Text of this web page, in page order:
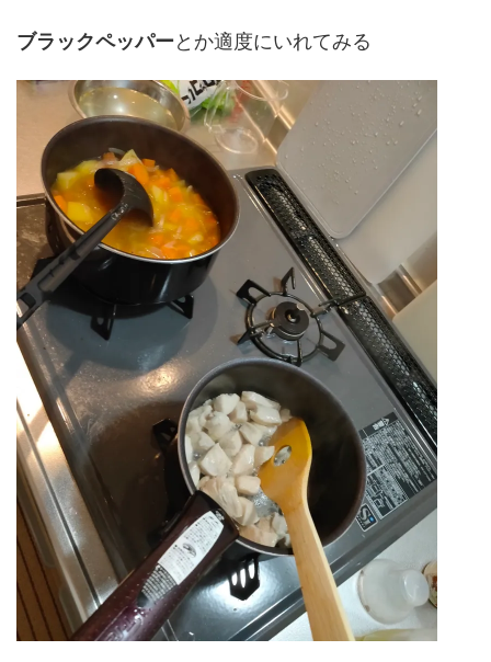
ブラックペッパーとか適度にいれてみる